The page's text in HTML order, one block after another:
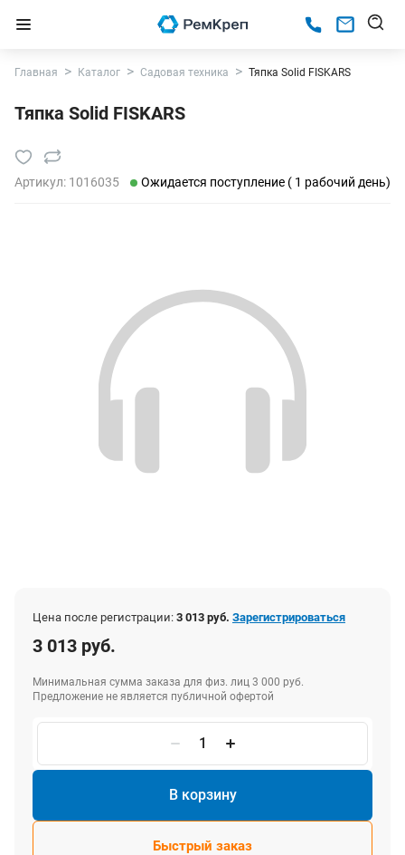
Главная Каталог Садовая техника Тяпка Solid FISKARS
Тяпка Solid FISKARS
Артикул: 1016035 Ожидается поступление ( 1 рабочий день)
Цена после регистрации: 3 013 руб. Зарегистрироваться
3 013 руб.
Минимальная сумма заказа для физ. лиц 3 000 руб.
Предложение не является публичной офертой
В корзину
Быстрый заказ